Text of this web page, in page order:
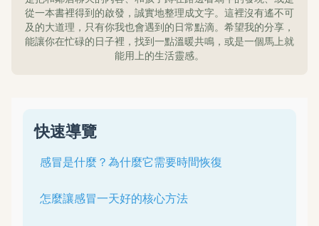
從一本書裡得到的啟發，誠實地整理成文字。這裡沒有遙不可
及的大道理，只有你我也會遇到的日常點滴。希望我的分享，
能讓你在忙碌的日子裡，找到一點溫暖共鳴，或是一個馬上就
能用上的生活靈感。
快速導覽
感冒是什麼？為什麼它需要時間恢復
怎麼讓感冒一天好的核心方法